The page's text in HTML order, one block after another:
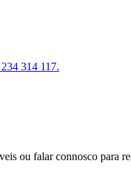
314 117.
ou falar connosco para